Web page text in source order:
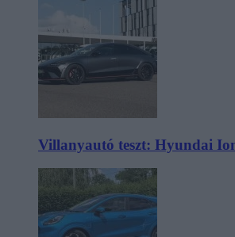
Villanyautó teszt: Hyundai